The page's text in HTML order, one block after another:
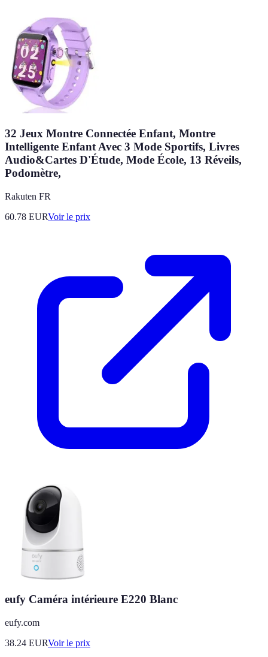
32 Jeux Montre Connectée Enfant, Montre
Intelligente Enfant Avec 3 Mode Sportifs, Livres
Audio&Cartes D'Étude, Mode École, 13 Réveils,
Podomètre,
Rakuten FR
60.78 EURVoir le prix
eufy Caméra intérieure E220 Blanc
eufy.com
38.24 EURVoir le prix